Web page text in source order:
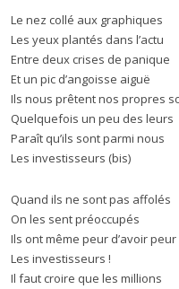
Le nez collé aux graphiques
Les yeux plantés dans l’actu
Entre deux crises de panique
Et un pic d’angoisse aiguë
Ils nous prêtent nos propres
Quelquefois un peu des leurs
Paraît qu’ils sont parmi nous
Les investisseurs (bis)
Quand ils ne sont pas affolés
On les sent préoccupés
Ils ont même peur d’avoir peur
Les investisseurs !
Il faut croire que les millions